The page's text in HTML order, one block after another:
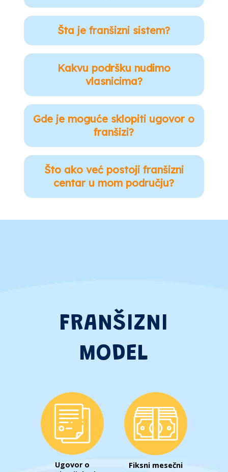
Šta je franšizni sistem?
Kakvu podršku nudimo
vlasnicima?
Gde je moguće sklopiti ugovor o
franšizi?
Što ako već postoji franšizni
centar u mom području?
FRANŠIZNI
MODEL
Ugovor o
Fiksni mesečni